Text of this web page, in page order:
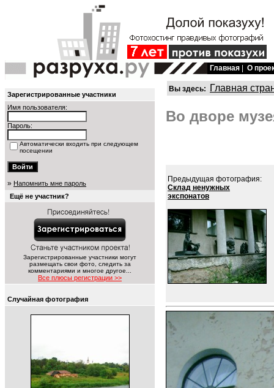
Главная О
Зарегистрированные участники
Имя пользователя:
Пароль:
Автоматически входить при следующем
посещении
» Напомнить мне пароль
Ещё не участник?
Зарегистрированные участники могут
размещать свои фото, следить за
комментариями и многое другое...
Все плюсы регистрации >>
Случайная фотография
Вы здесь: Главная
Во дворе
Предыдущая фотография:
Склад ненужных
экспонатов